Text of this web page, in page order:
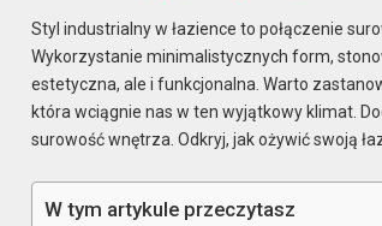
Styl industrialny w łazience to połączenie
Wykorzystanie minimalistycznych form,
estetyczna, ale i funkcjonalna. Warto
która wciągnie nas w ten wyjątkowy klimat.
surowość wnętrza. Odkryj, jak ożywić swoją
W tym artykule przeczytasz